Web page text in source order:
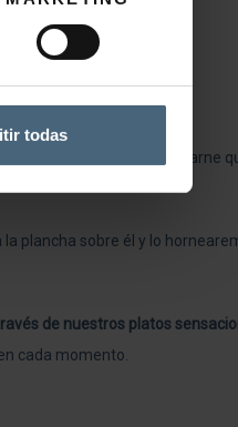
todas
plancha. Con el jugo de carne
plancha sobre él y lo
de nuestros platos
cada momento.